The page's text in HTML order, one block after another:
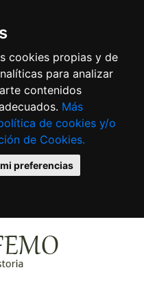
cookies propias y de
para analizar
contenidos
Más
de cookies y/o
de Cookies.
preferencias